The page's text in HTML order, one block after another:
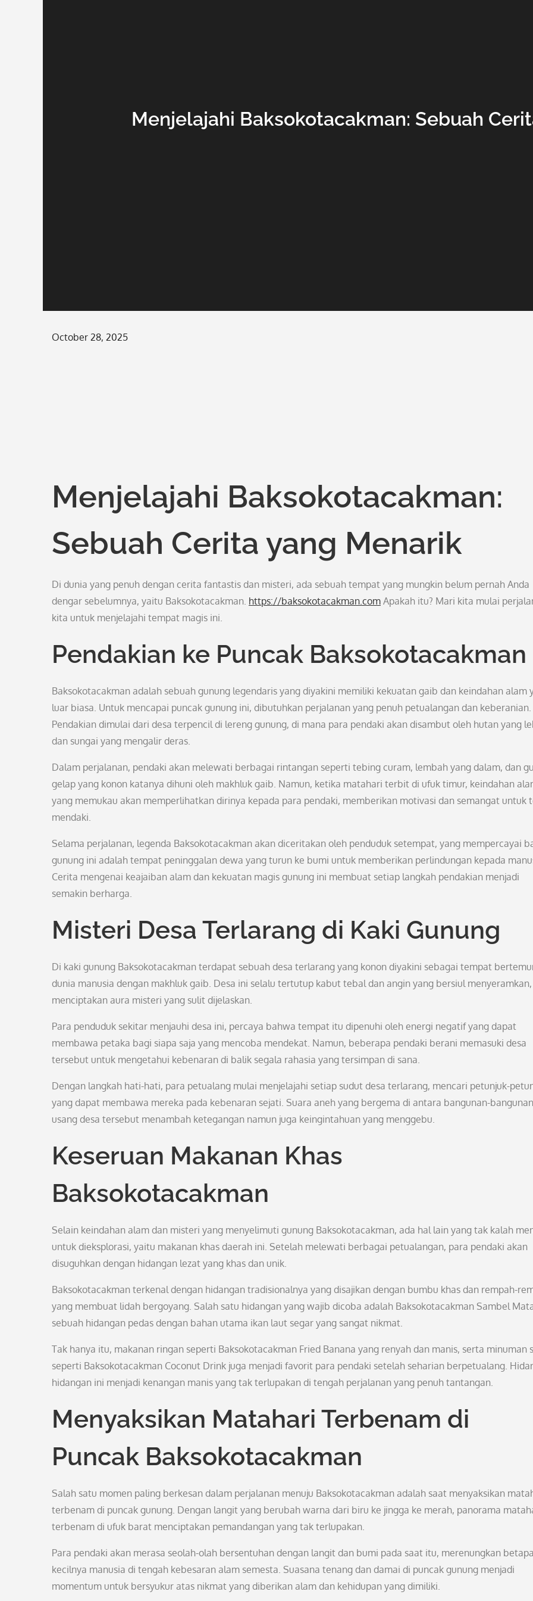
Menjelajahi Baksokotacakman: Sebuah
Posted
October 28, 2025
Menjelajahi Baksokotacakman:
Sebuah Cerita yang Menarik
Di dunia yang penuh dengan cerita fantastis dan misteri, ada sebuah tempat yang mungkin belum pernah Anda
dengar sebelumnya, yaitu Baksokotacakman. https://baksokotacakman.com Apakah itu? Mari kita mulai
kita untuk menjelajahi tempat magis ini.
Pendakian ke Puncak Baksokotacakman
Baksokotacakman adalah sebuah gunung legendaris yang diyakini memiliki kekuatan gaib dan keindahan alam
luar biasa. Untuk mencapai puncak gunung ini, dibutuhkan perjalanan yang penuh petualangan dan keberanian.
Pendakian dimulai dari desa terpencil di lereng gunung, di mana para pendaki akan disambut oleh hutan yang
dan sungai yang mengalir deras.
Dalam perjalanan, pendaki akan melewati berbagai rintangan seperti tebing curam, lembah yang dalam, dan
gelap yang konon katanya dihuni oleh makhluk gaib. Namun, ketika matahari terbit di ufuk timur, keindahan
yang memukau akan memperlihatkan dirinya kepada para pendaki, memberikan motivasi dan semangat untuk
mendaki.
Selama perjalanan, legenda Baksokotacakman akan diceritakan oleh penduduk setempat, yang mempercayai
gunung ini adalah tempat peninggalan dewa yang turun ke bumi untuk memberikan perlindungan kepada
Cerita mengenai keajaiban alam dan kekuatan magis gunung ini membuat setiap langkah pendakian menjadi
semakin berharga.
Misteri Desa Terlarang di Kaki Gunung
Di kaki gunung Baksokotacakman terdapat sebuah desa terlarang yang konon diyakini sebagai tempat
dunia manusia dengan makhluk gaib. Desa ini selalu tertutup kabut tebal dan angin yang bersiul menyeramkan,
menciptakan aura misteri yang sulit dijelaskan.
Para penduduk sekitar menjauhi desa ini, percaya bahwa tempat itu dipenuhi oleh energi negatif yang dapat
membawa petaka bagi siapa saja yang mencoba mendekat. Namun, beberapa pendaki berani memasuki desa
tersebut untuk mengetahui kebenaran di balik segala rahasia yang tersimpan di sana.
Dengan langkah hati-hati, para petualang mulai menjelajahi setiap sudut desa terlarang, mencari petunjuk-
yang dapat membawa mereka pada kebenaran sejati. Suara aneh yang bergema di antara bangunan-bangunan
usang desa tersebut menambah ketegangan namun juga keingintahuan yang menggebu.
Keseruan Makanan Khas
Baksokotacakman
Selain keindahan alam dan misteri yang menyelimuti gunung Baksokotacakman, ada hal lain yang tak kalah
untuk dieksplorasi, yaitu makanan khas daerah ini. Setelah melewati berbagai petualangan, para pendaki akan
disuguhkan dengan hidangan lezat yang khas dan unik.
Baksokotacakman terkenal dengan hidangan tradisionalnya yang disajikan dengan bumbu khas dan rempah-
yang membuat lidah bergoyang. Salah satu hidangan yang wajib dicoba adalah Baksokotacakman Sambel
sebuah hidangan pedas dengan bahan utama ikan laut segar yang sangat nikmat.
Tak hanya itu, makanan ringan seperti Baksokotacakman Fried Banana yang renyah dan manis, serta minuman
seperti Baksokotacakman Coconut Drink juga menjadi favorit para pendaki setelah seharian berpetualang.
hidangan ini menjadi kenangan manis yang tak terlupakan di tengah perjalanan yang penuh tantangan.
Menyaksikan Matahari Terbenam di
Puncak Baksokotacakman
Salah satu momen paling berkesan dalam perjalanan menuju Baksokotacakman adalah saat menyaksikan
terbenam di puncak gunung. Dengan langit yang berubah warna dari biru ke jingga ke merah, panorama
terbenam di ufuk barat menciptakan pemandangan yang tak terlupakan.
Para pendaki akan merasa seolah-olah bersentuhan dengan langit dan bumi pada saat itu, merenungkan betapa
kecilnya manusia di tengah kebesaran alam semesta. Suasana tenang dan damai di puncak gunung menjadi
momentum untuk bersyukur atas nikmat yang diberikan alam dan kehidupan yang dimiliki.